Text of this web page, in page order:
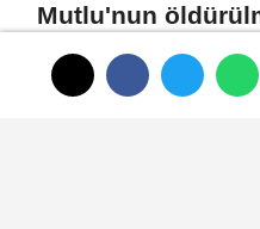
Mutlu'nun
ağabeyi ve 4 kişi